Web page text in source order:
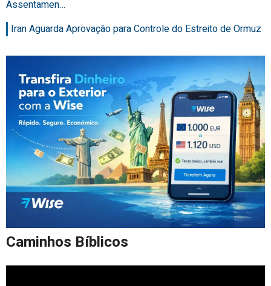
Assentamen…
Iran Aguarda Aprovação para Controle do Estreito de Ormuz
Caminhos Bíblicos